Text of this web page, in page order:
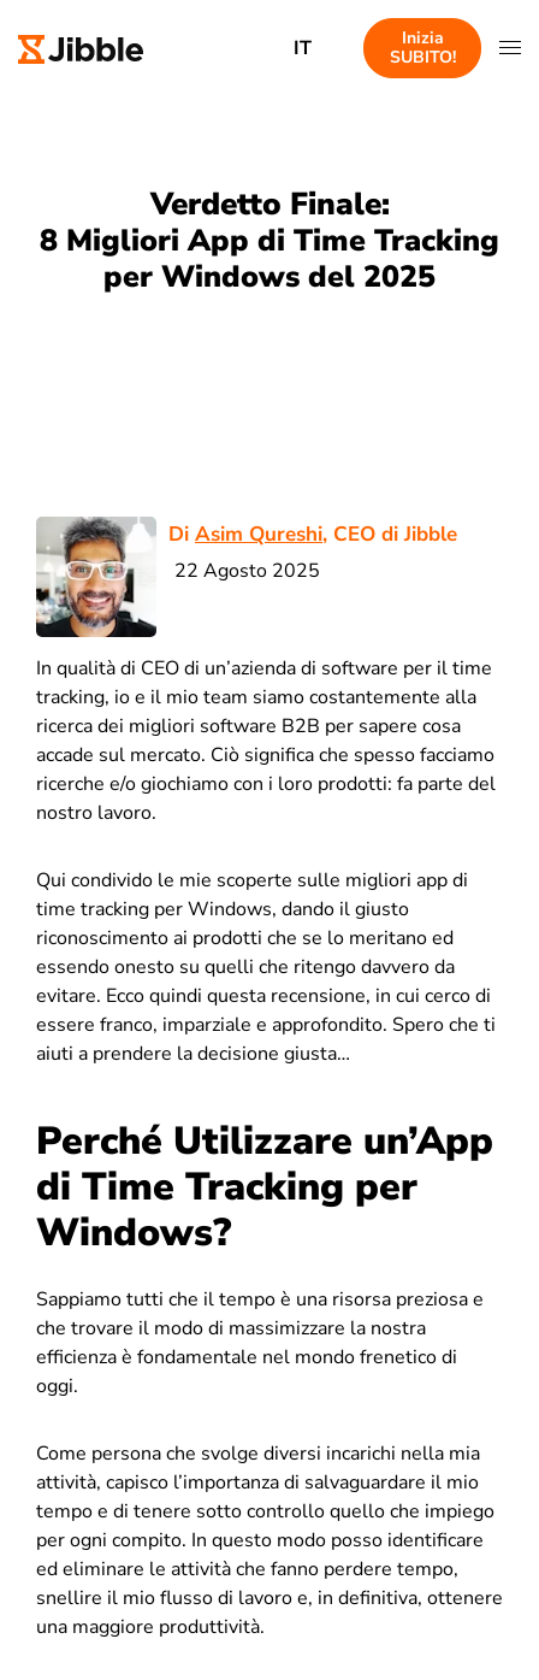
IT
Inizia
SUBITO!
Verdetto Finale:
8 Migliori App di Time Tracking
per Windows del 2025
Di Asim Qureshi, CEO di Jibble
22 Agosto 2025
In qualità di CEO di un’azienda di software per il time
tracking, io e il mio team siamo costantemente alla
ricerca dei migliori software B2B per sapere cosa
accade sul mercato. Ciò significa che spesso facciamo
ricerche e/o giochiamo con i loro prodotti: fa parte del
nostro lavoro.
Qui condivido le mie scoperte sulle migliori app di
time tracking per Windows, dando il giusto
riconoscimento ai prodotti che se lo meritano ed
essendo onesto su quelli che ritengo davvero da
evitare. Ecco quindi questa recensione, in cui cerco di
essere franco, imparziale e approfondito. Spero che ti
aiuti a prendere la decisione giusta…
Perché Utilizzare un’App
di Time Tracking per
Windows?
Sappiamo tutti che il tempo è una risorsa preziosa e
che trovare il modo di massimizzare la nostra
efficienza è fondamentale nel mondo frenetico di
oggi.
Come persona che svolge diversi incarichi nella mia
attività, capisco l’importanza di salvaguardare il mio
tempo e di tenere sotto controllo quello che impiego
per ogni compito. In questo modo posso identificare
ed eliminare le attività che fanno perdere tempo,
snellire il mio flusso di lavoro e, in definitiva, ottenere
una maggiore produttività.